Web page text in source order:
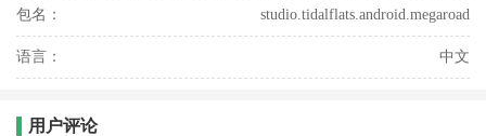
包名： studio.tidalflats.android.megaroad
语言： 中文
用户评论